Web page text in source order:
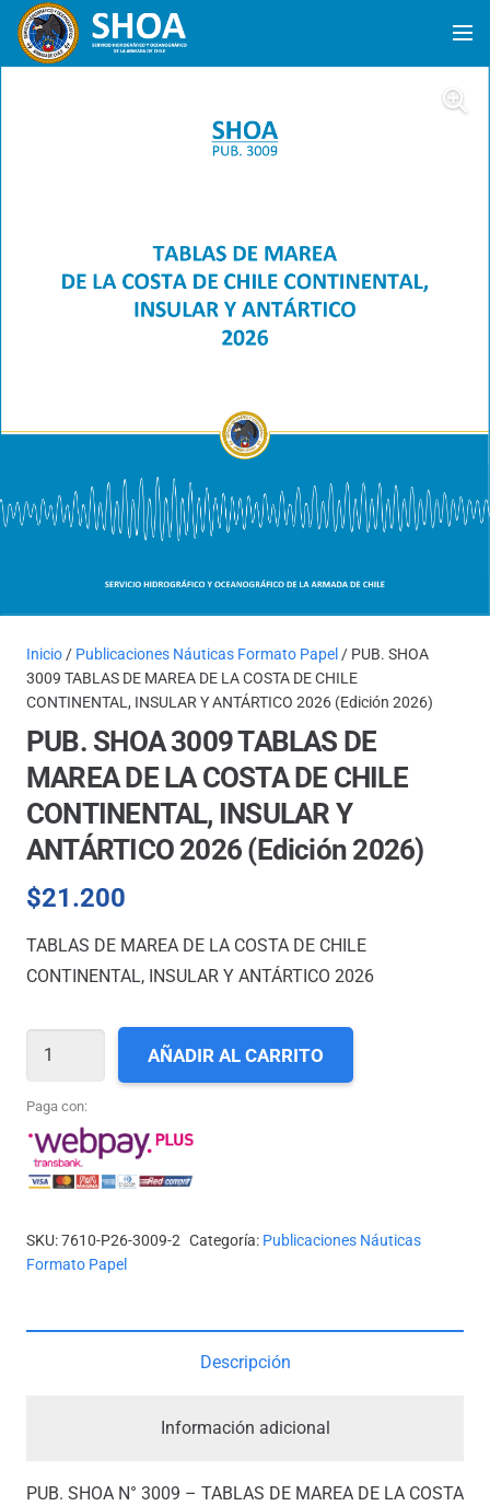
Inicio / Publicaciones Náuticas Formato Papel / PUB. SHOA
3009 TABLAS DE MAREA DE LA COSTA DE CHILE
CONTINENTAL, INSULAR Y ANTÁRTICO 2026 (Edición 2026)
PUB. SHOA 3009 TABLAS DE
MAREA DE LA COSTA DE CHILE
CONTINENTAL, INSULAR Y
ANTÁRTICO 2026 (Edición 2026)
$21.200
TABLAS DE MAREA DE LA COSTA DE CHILE
CONTINENTAL, INSULAR Y ANTÁRTICO 2026
3009
TABLAS
DE
MAREA
LA
AÑADIR AL CARRITO
Paga con:
SKU:7610-P26-3009-2 Categoría: Publicaciones Náuticas
Formato Papel
Descripción
Información adicional
PUB. SHOA N° 3009 – TABLAS DE MAREA DE LA COSTA